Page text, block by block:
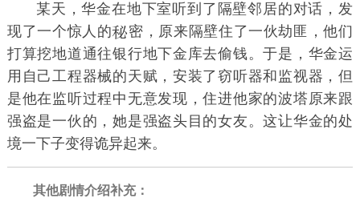
某天，华金在地下室听到了隔壁邻居的对话，发
现了一个惊人的
密，原来隔壁住了一伙劫匪，他们
打算挖地道通往银行地下金库去偷钱。于是，华金运
用自己工程器械的天赋，安装了窃听器和监视器，但
是他在监听过程中无意发现，住进他家的波塔原来跟
强盗是一伙的，她是强盗头目的女友。这让华金的处
境一下子变得诡异起来。
其他剧情介绍补充：